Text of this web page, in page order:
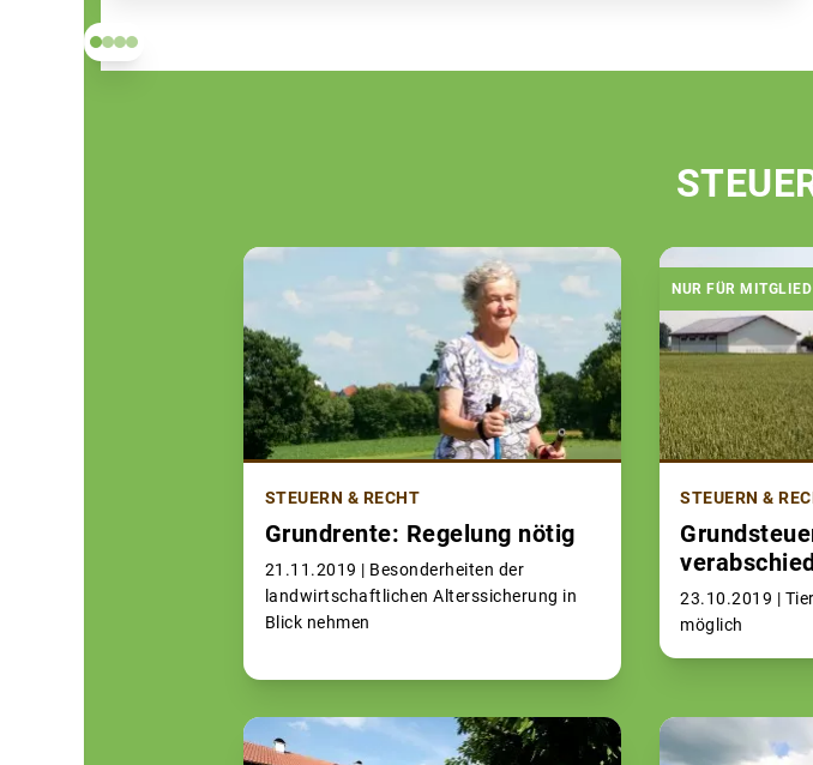
STEUERN & RECHT
Grundrente: Regelung nötig
21.11.2019 | Besonderheiten der
landwirtschaftlichen Alterssicherung in
Blick nehmen
NUR FÜR MITGLIED
STEUERN &
23.10.2019 |
möglich